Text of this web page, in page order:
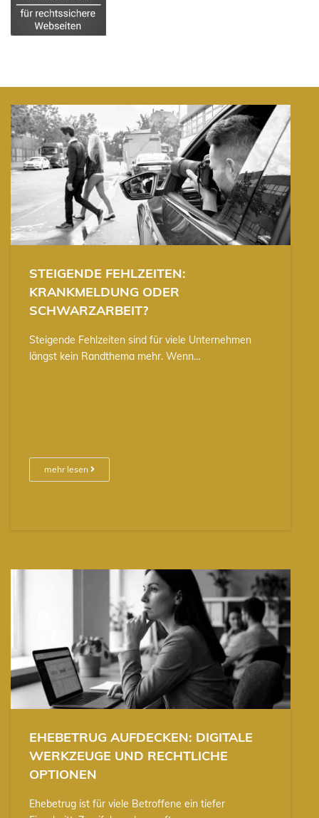
STEIGENDE FEHLZEITEN:
KRANKMELDUNG ODER
SCHWARZARBEIT?
Steigende Fehlzeiten sind für viele Unternehmen
längst kein Randthema mehr. Wenn…
mehr lesen
EHEBETRUG AUFDECKEN: DIGITALE
WERKZEUGE UND RECHTLICHE
OPTIONEN
Ehebetrug ist für viele Betroffene ein tiefer